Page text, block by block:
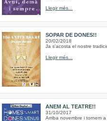
Llegir més...
SOPAR DE DONES!!
20/02/2018
Ja s'acosta el nostre
Llegir més...
ANEM AL TEATRE!!
31/10/2017
Arriba novembre i tornem